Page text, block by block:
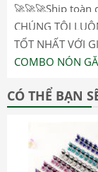
🚀🚀🚀Ship toàn
CHÚNG TÔI
TỐT NHẤT VỚI
COMBO NÓN
CÓ THỂ BẠN